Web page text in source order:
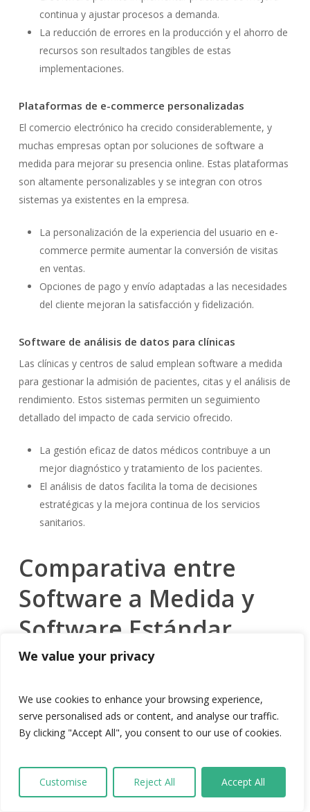
We value your privacy
We use cookies to enhance your browsing experience,
serve personalised ads or content, and analyse our traffic.
By clicking "Accept All", you consent to our use of cookies.
Customise Reject All Accept All
continua y ajustar procesos a demanda.
La reducción de errores en la producción y el ahorro de
recursos son resultados tangibles de estas
implementaciones.
Plataformas de e-commerce personalizadas
El comercio electrónico ha crecido considerablemente, y
muchas empresas optan por soluciones de software a
medida para mejorar su presencia online. Estas plataformas
son altamente personalizables y se integran con otros
sistemas ya existentes en la empresa.
La personalización de la experiencia del usuario en e-
commerce permite aumentar la conversión de visitas
en ventas.
Opciones de pago y envío adaptadas a las necesidades
del cliente mejoran la satisfacción y fidelización.
Software de análisis de datos para clínicas
Las clínicas y centros de salud emplean software a medida
para gestionar la admisión de pacientes, citas y el análisis de
rendimiento. Estos sistemas permiten un seguimiento
detallado del impacto de cada servicio ofrecido.
La gestión eficaz de datos médicos contribuye a un
mejor diagnóstico y tratamiento de los pacientes.
El análisis de datos facilita la toma de decisiones
estratégicas y la mejora continua de los servicios
sanitarios.
Comparativa entre
Software a Medida y
Software Estándar
La elección entre software a medida y software estándar es
Las diferencias en flexibilidad, coste, escalabilidad y soporte
técnico son características determinantes en esta decisión.
Una de las diferencias más notables entre el software a
medida y el software estándar es la flexibilidad que ofrece.